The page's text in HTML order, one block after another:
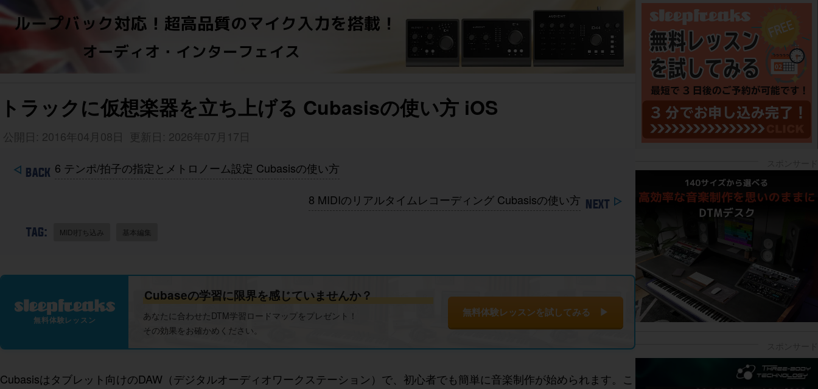
トラックに仮想楽器を立ち上げる Cubasisの使い方 iOS
公開日: 2016年04月08日
更新日: 2026年07月17日
6 テンポ/拍子の指定とメトロノーム設定 Cubasisの使い方
8 MIDIのリアルタイムレコーディング Cubasisの使い方
TAG: MIDI打ち込み 基本編集
無料体験レッスン
Cubaseの学習に限界を感じていませんか？
あなたに合わせたDTM学習ロードマップをプレゼント！
その効果をお確かめください。
無料体験レッスンを試してみる ▶
Cubasisはタブレット向けのDAW（デジタルオーディオワークステーション）で、初心者でも簡単に音楽制作が始められます。こ